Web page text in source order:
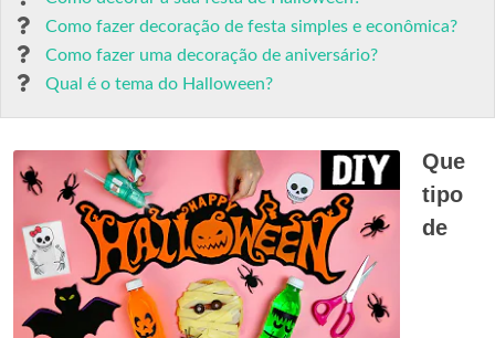
Como fazer decoração de festa simples e econômica?
Como fazer uma decoração de aniversário?
Qual é o tema do Halloween?
Que
tipo
de